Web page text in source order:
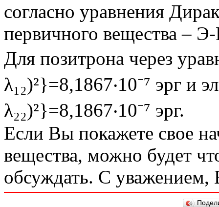
согласно уравнения
первичного вещества –
Для позитрона через
λ₁₂)²}=8,1867‧10⁻⁷ эрг и
λ₂₂)²}=8,1867‧10⁻⁷ эрг.
Если Вы покажете свое
вещества, можно будет
обсуждать. С уважением,